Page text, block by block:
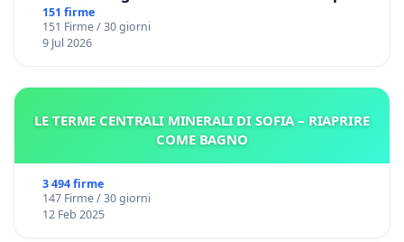
Marco Polo tariffa a € 1,50
151 firme
151 Firme / 30 giorni
9 Jul 2026
LE TERME CENTRALI MINERALI DI SOFIA – RIAPRIRE
COME BAGNO
3 494 firme
147 Firme / 30 giorni
12 Feb 2025